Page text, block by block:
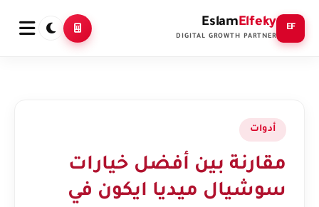
EF
EslamElfeky
DIGITAL GROWTH PARTNER
أدوات
مقارنة بين أفضل خيارات
سوشيال ميديا ايكون في